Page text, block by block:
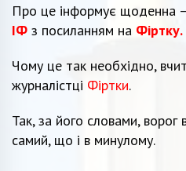
Про це інформує щоденна
ІФ з посиланням на Фіртку.
Чому це так необхідно,
журналістці Фіртки.
Так, за його словами, ворог
самий, що і в минулому.